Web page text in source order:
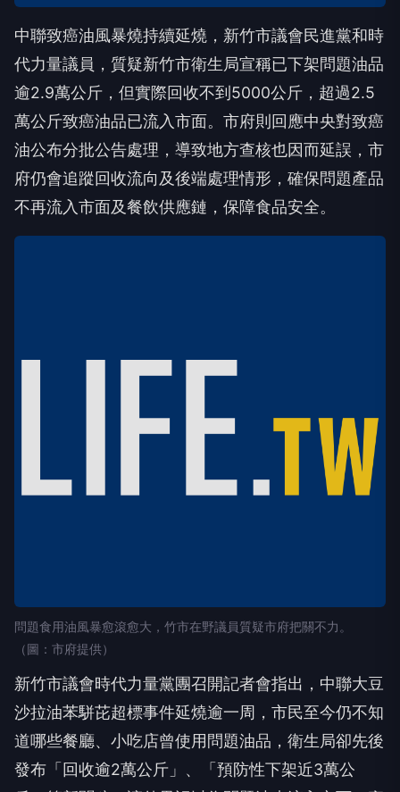
中聯致癌油風暴燒持續延燒，新竹市議會民進黨和時
代力量議員，質疑新竹市衛生局宣稱已下架問題油品
逾2.9萬公斤，但實際回收不到5000公斤，超過2.5
萬公斤致癌油品已流入市面。市府則回應中央對致癌
油公布分批公告處理，導致地方查核也因而延誤，市
府仍會追蹤回收流向及後端處理情形，確保問題產品
不再流入市面及餐飲供應鏈，保障食品安全。
問題食用油風暴愈滾愈大，竹市在野議員質疑市府把關不力。
（圖：市府提供）
新竹市議會時代力量黨團召開記者會指出，中聯大豆
沙拉油苯駢芘超標事件延燒逾一周，市民至今仍不知
道哪些餐廳、小吃店曾使用問題油品，衛生局卻先後
發布「回收逾2萬公斤」、「預防性下架近3萬公